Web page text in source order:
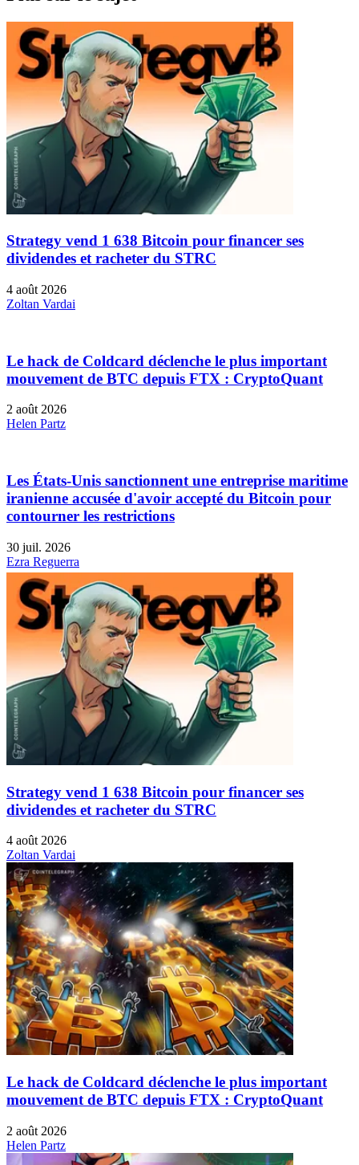
Strategy vend 1 638 Bitcoin pour financer ses
dividendes et racheter du STRC
4 août 2026
Zoltan Vardai
Le hack de Coldcard déclenche le plus important
mouvement de BTC depuis FTX : CryptoQuant
2 août 2026
Helen Partz
Les États-Unis sanctionnent une entreprise maritime
iranienne accusée d'avoir accepté du Bitcoin pour
contourner les restrictions
30 juil. 2026
Ezra Reguerra
Strategy vend 1 638 Bitcoin pour financer ses
dividendes et racheter du STRC
4 août 2026
Zoltan Vardai
Le hack de Coldcard déclenche le plus important
mouvement de BTC depuis FTX : CryptoQuant
2 août 2026
Helen Partz